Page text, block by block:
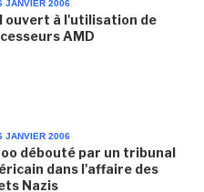
JANVIER 2006
ouvert à l'utilisation de
AMD
JANVIER 2006
débouté par un tribunal
dans l'affaire des
Nazis